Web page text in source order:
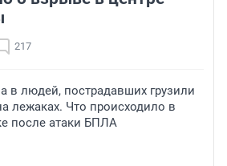
217
в людей, пострадавших грузили
лежаках. Что происходило в
после атаки БПЛА